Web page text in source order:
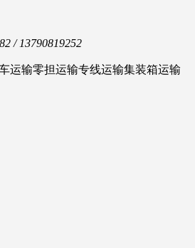
/ 13790819252
运输零担运输专线运输集装箱运输